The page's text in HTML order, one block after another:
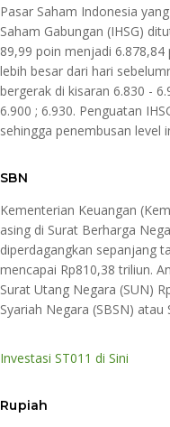
Pasar Saham Indonesia
Saham Gabungan (IHSG)
89,99 poin menjadi
lebih besar dari hari
bergerak di kisaran 6.830 -
6.900 ; 6.930. Penguatan
sehingga penembusan level
SBN
Kementerian Keuangan
asing di Surat Berharga
diperdagangkan sepanjang
mencapai Rp810,38 triliun.
Surat Utang Negara (SUN)
Syariah Negara (SBSN)
Investasi ST011 di Sini
Rupiah